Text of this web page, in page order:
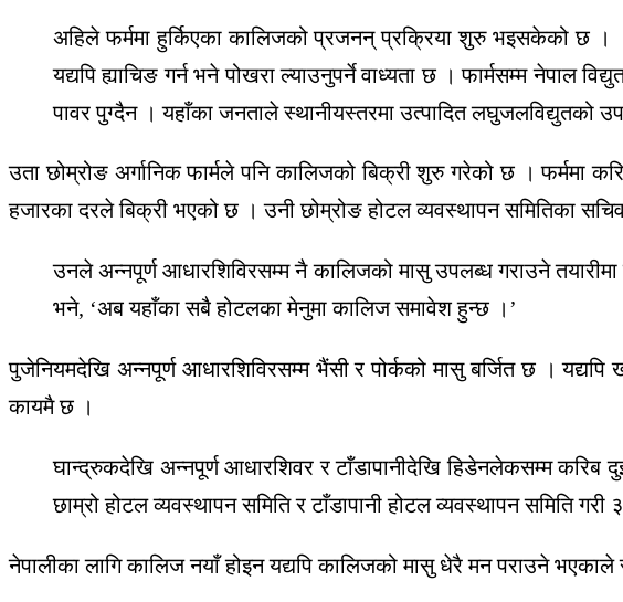
अहिले फर्ममा हुर्किएका कालिजको प्रजनन् प्रक्रिया शुरु भइसकेको छ ।
यद्यपि ह्याचिङ गर्न भने पोखरा ल्याउनुपर्ने वाध्यता छ । फार्मसम्म नेपाल
पावर पुग्दैन । यहाँका जनताले स्थानीयस्तरमा उत्पादित लघुजलविद्युतको
उता छोम्रोङ अर्गानिक फार्मले पनि कालिजको बिक्री शुरु गरेको छ ।
हजारका दरले बिक्री भएको छ । उनी छोम्रोङ होटल व्यवस्थापन समितिका
उनले अन्नपूर्ण आधारशिविरसम्म नै कालिजको मासु उपलब्ध गराउने
भने, ‘अब यहाँका सबै होटलका मेनुमा कालिज समावेश हुन्छ ।’
पुजेनियमदेखि अन्नपूर्ण आधारशिविरसम्म भैंसी र पोर्कको मासु बर्जित छ ।
कायमै छ ।
घान्द्रुकदेखि अन्नपूर्ण आधारशिवर र टाँडापानीदेखि हिडेनलेकसम्म
छाम्रो होटल व्यवस्थापन समिति र टाँडापानी होटल व्यवस्थापन समिति
नेपालीका लागि कालिज नयाँ होइन यद्यपि कालिजको मासु धेरै मन पराउने